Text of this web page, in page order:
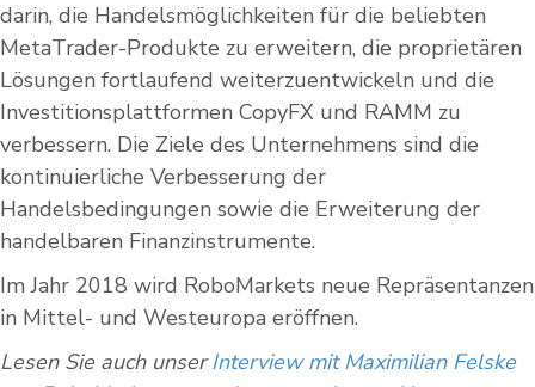
darin, die Handelsmöglichkeiten für die beliebten
MetaTrader-Produkte zu erweitern, die proprietären
Lösungen fortlaufend weiterzuentwickeln und die
Investitionsplattformen CopyFX und RAMM zu
verbessern. Die Ziele des Unternehmens sind die
kontinuierliche Verbesserung der
Handelsbedingungen sowie die Erweiterung der
handelbaren Finanzinstrumente.
Im Jahr 2018 wird RoboMarkets neue Repräsentanzen
in Mittel- und Westeuropa eröffnen.
Lesen Sie auch unserInterview mit Maximilian Felske